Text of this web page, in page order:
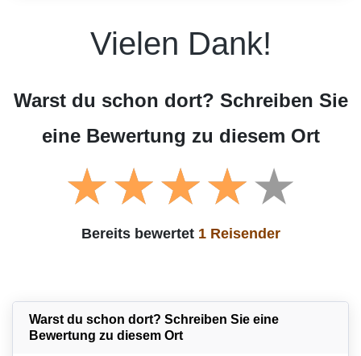
Vielen Dank!
Warst du schon dort? Schreiben Sie
eine Bewertung zu diesem Ort
Bereits bewertet 1 Reisender
Warst du schon dort? Schreiben Sie eine
Bewertung zu diesem Ort